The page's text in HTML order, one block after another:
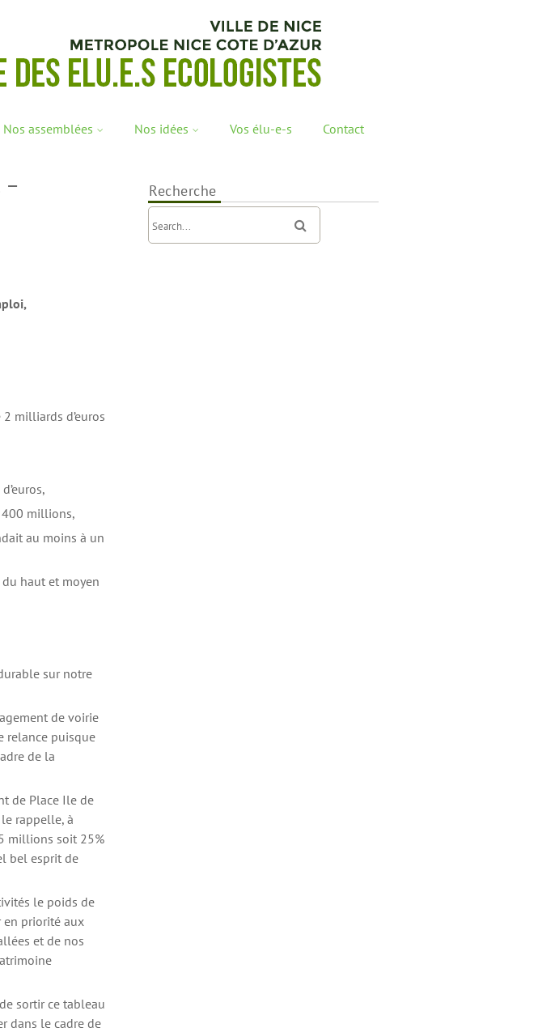
Nos assemblées Nos idées Vos élu-e-s Contact
–
milliards d’euros
400 millions,
au moins à un
haut et moyen
sur notre
de voirie
relance puisque
de la
de Place Ile de
rappelle, à
millions soit 25%
bel esprit de
le poids de
priorité aux
et de nos
sortir ce tableau
dans le cadre de
Recherche